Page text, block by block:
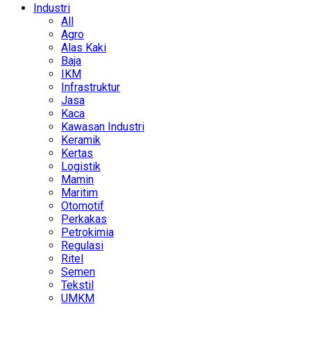
Industri
All
Agro
Alas Kaki
Baja
IKM
Infrastruktur
Jasa
Kaca
Kawasan Industri
Keramik
Kertas
Logistik
Mamin
Maritim
Otomotif
Perkakas
Petrokimia
Regulasi
Ritel
Semen
Tekstil
UMKM